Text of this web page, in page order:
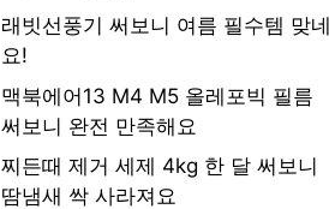
래빗선풍기 써보니 여름 필수템 맞네
요!
맥북에어13 M4 M5 올레포빅 필름
써보니 완전 만족해요
찌든때 제거 세제 4kg 한 달 써보니
땀냄새 싹 사라져요